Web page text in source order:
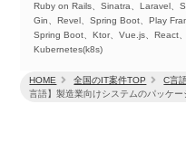
HOME 全国のIT案件TOP C言
言語】製造業向けシステムのパッケー
Ruby on Rails、Sinatra、Laravel、
Gin、Revel、Spring Boot、Play
Spring Boot、Ktor、Vue.js、React
Kubernetes(k8s)